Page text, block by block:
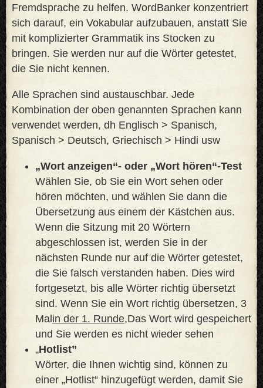
Fremdsprache zu helfen. WordBanker konzentriert
sich darauf, ein Vokabular aufzubauen, anstatt Sie
mit komplizierter Grammatik ins Stocken zu
bringen. Sie werden nur auf die Wörter getestet,
die Sie nicht kennen.
Alle Sprachen sind austauschbar. Jede
Kombination der oben genannten Sprachen kann
verwendet werden, dh Englisch > Spanisch,
Spanisch > Deutsch, Griechisch > Hindi usw
„Wort anzeigen“- oder „Wort hören“-Test
Wählen Sie, ob Sie ein Wort sehen oder
hören möchten, und wählen Sie dann die
Übersetzung aus einem der Kästchen aus.
Wenn die Sitzung mit 20 Wörtern
abgeschlossen ist, werden Sie in der
nächsten Runde nur auf die Wörter getestet,
die Sie falsch verstanden haben. Dies wird
fortgesetzt, bis alle Wörter richtig übersetzt
sind. Wenn Sie ein Wort richtig übersetzen, 3
Malin der 1. Runde,Das Wort wird gespeichert
und Sie werden es nicht wieder sehen
„Hotlist”
Wörter, die Ihnen wichtig sind, können zu
einer „Hotlist“ hinzugefügt werden, damit Sie